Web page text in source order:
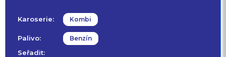
Karoserie: Kombi
Palivo: Benzín
Seřadit: